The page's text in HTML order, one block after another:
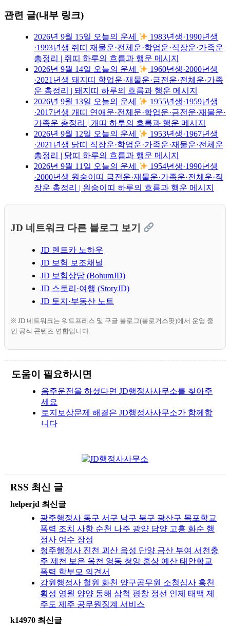
관련 글(내부 링크)
2026년 9월 15일 오늘의 운세
1983년생·1990년생
·1993년생 쥐띠 재물운·전체운·학업운·직장운·가족운
총정리 | 쥐띠 하루의 흐름과 행운 메시지
2026년 9월 14일 오늘의 운세
1960년생·2000년생
·2021년생 돼지띠 학업운·재물운·금전운·전체운·가족
운 총정리 | 돼지띠 하루의 흐름과 행운 메시지
2026년 9월 13일 오늘의 운세
1955년생·1959년생
·2017년생 개띠 연애운·전체운·학업운·금전운·재물운·
가족운 총정리 | 개띠 하루의 흐름과 행운 메시지
2026년 9월 12일 오늘의 운세
1953년생·1967년생
·2021년생 닭띠 직장운·학업운·가족운·재물운·전체운
총정리 | 닭띠 하루의 흐름과 행운 메시지
2026년 9월 11일 오늘의 운세
1954년생·1990년생
·2000년생 원숭이띠 금전운·재물운·가족운·전체운·직
장운 총정리 | 원숭이띠 하루의 흐름과 행운 메시지
JD 네트워크 다른 블로그 보기
JD 렌트카 노하우
JD 보험 보조채널
JD 보험상담 (BohumJD)
JD 스토리·여행 (StoryJD)
JD 토지·부동산 노트
※ JD 네트워크는 워드프레스 및 구글 블로그(블로거스팟)에서 운영 중
인 공식 콘텐츠 연합입니다.
도움이 필요하시면
음주운전을 하셨다면 JD행정사사무소를 찾아주
세요
토지보상문제 해결은 JD행정사사무소가 함께합
니다
RSS 최신 글
helperjd 최신글
광주행정사 동구 서구 남구 북구 광산구 목포학교
폭력 조치 사항 순천 나주 광양 담양 고흥 화순 행
정사 여수 장성
청주행정사 진천 괴산 음성 단양 금산 부여 서천충
주 제천 보은 옥천 영동 청양 홍상 예산 태안학교
폭력 학부모 의견서
강원행정사 철원 화천 양구공무원 소청심사 홍천
횡성 영월 양양 동해 삼척 평창 정선 인제 태백 제
주도 제주 공무원징계 서비스
k14970 최신글